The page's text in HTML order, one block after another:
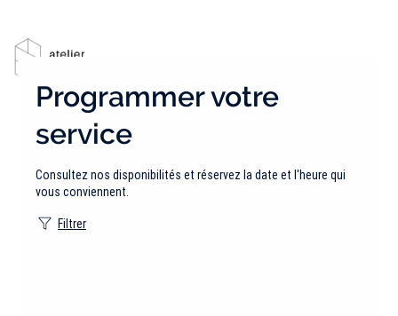
Programmer votre
service
Consultez nos disponibilités et réservez la date et l'heure qui
vous conviennent.
Filtrer